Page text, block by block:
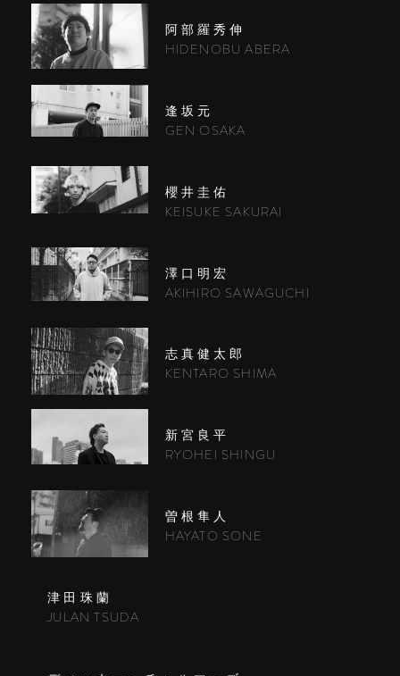
阿部羅秀伸
HIDENOBU ABERA
逢坂元
GEN OSAKA
櫻井圭佑
KEISUKE SAKURAI
澤口明宏
AKIHIRO SAWAGUCHI
志真健太郎
KENTARO SHIMA
新宮良平
RYOHEI SHINGU
曽根隼人
HAYATO SONE
津田珠蘭
JULAN TSUDA